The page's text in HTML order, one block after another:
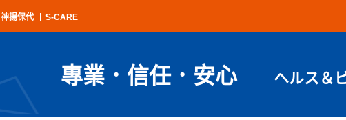
神揚保代 S-CARE
專業．信任．安心 ヘルス＆